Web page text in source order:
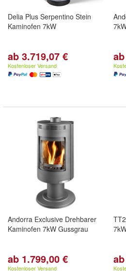
Delia Plus Serpentino Stein
Kaminofen 7kW
ab 3.719,07 €
Kostenloser Versand
Andorra Exclusive Drehbarer
Kaminofen 7kW Gussgrau
ab 1.799,00 €
Kostenloser Versand